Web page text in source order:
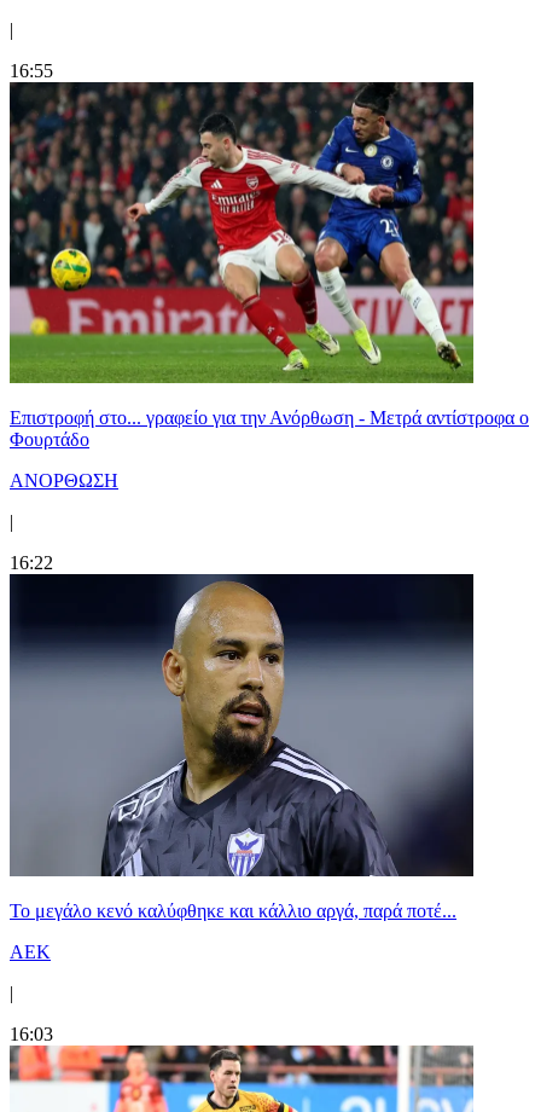
|
16:55
Επιστροφή στο... γραφείο για την Ανόρθωση - Μετρά αντίστροφα ο
Φουρτάδο
ΑΝΟΡΘΩΣΗ
|
16:22
Το μεγάλο κενό καλύφθηκε και κάλλιο αργά, παρά ποτέ...
ΑΕΚ
|
16:03